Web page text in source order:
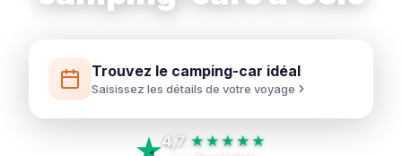
Trouvez le camping-car idéal
Saisissez les détails de votre voyage
4,7 ★★★★★